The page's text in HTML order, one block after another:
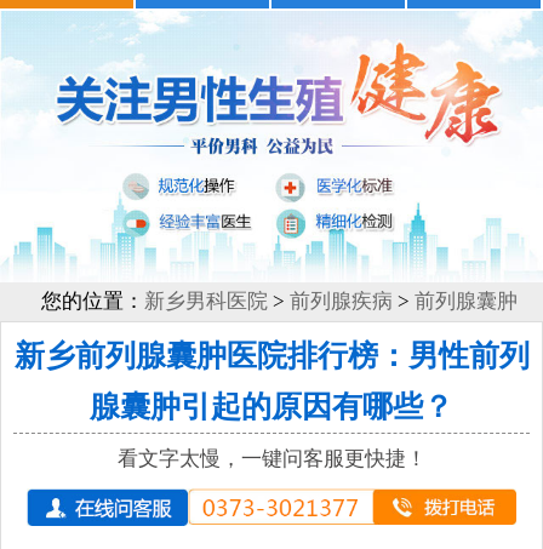
您的位置： 新乡男科医院> 前列腺疾病 > 前列腺囊肿
新乡前列腺囊肿医院排行榜：男性前列
腺囊肿引起的原因有哪些？
看文字太慢，一键问客服更快捷！